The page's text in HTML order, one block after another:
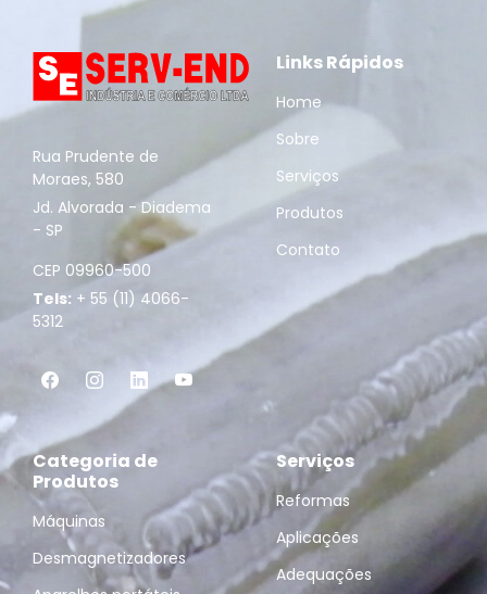
Rua Prudente de
Moraes, 580
Jd. Alvorada - Diadema
- SP
CEP 09960-500
Tels: + 55 (11) 4066-
5312
Links Rápidos
Home
Sobre
Serviços
Produtos
Contato
Categoria de
Produtos
Máquinas
Desmagnetizadores
Serviços
Reformas
Aplicações
Adequações